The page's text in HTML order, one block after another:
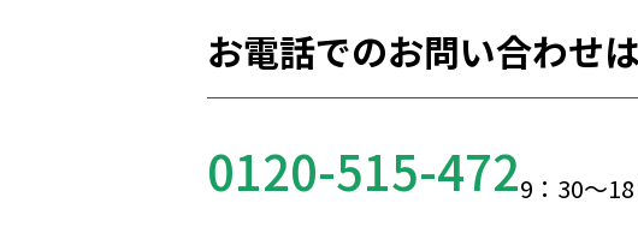
お電話でのお問い合わせ
0120-515-4729：30～